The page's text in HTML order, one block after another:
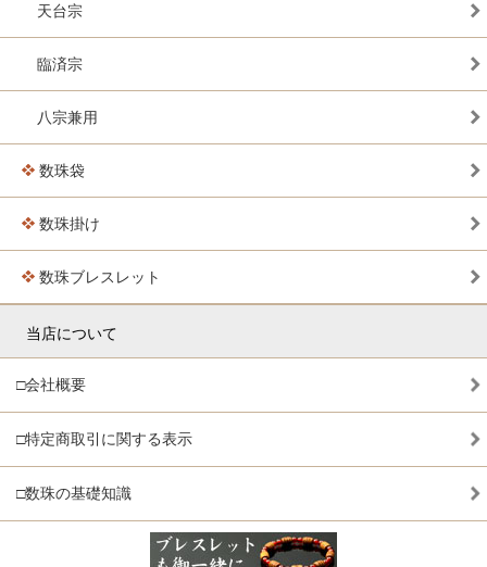
天台宗
臨済宗
八宗兼用
数珠袋
数珠掛け
数珠ブレスレット
当店について
□会社概要
□特定商取引に関する表示
□数珠の基礎知識